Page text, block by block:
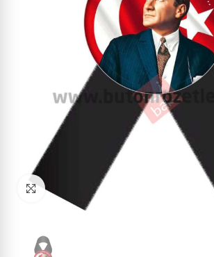
Click to enlarge